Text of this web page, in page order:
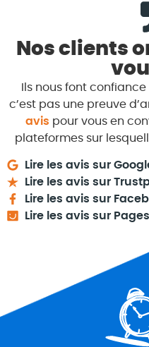
Nos clients
Ils nous font
c’est pas une preuve
avis pour vous en
plateformes sur
Lire les avis sur
Lire les avis sur
Lire les avis sur
Lire les avis sur